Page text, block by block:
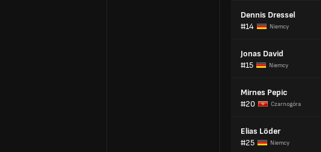
Dennis Dressel
#14
Niemcy
Jonas David
#15
Niemcy
Mirnes Pepic
#20
Czarnogóra
Elias Löder
#25
Niemcy